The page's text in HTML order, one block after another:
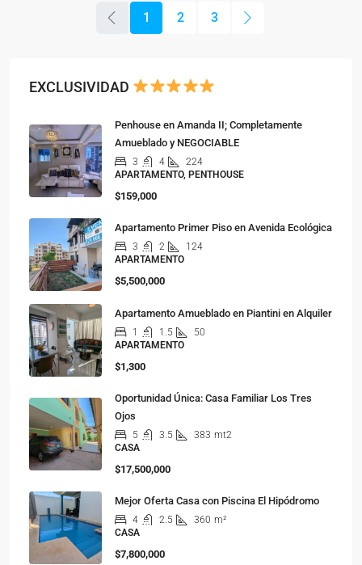
1 2 3
EXCLUSIVIDAD
Penhouse en Amanda II; Completamente
Amueblado y NEGOCIABLE
3 4
224
APARTAMENTO, PENTHOUSE
$159,000
Apartamento Primer Piso en Avenida Ecológica
3 2
124
APARTAMENTO
$5,500,000
Apartamento Amueblado en Piantini en Alquiler
1 1.5
50
APARTAMENTO
$1,300
Oportunidad Única: Casa Familiar Los Tres
Ojos
5 3.5 383 mt2
CASA
$17,500,000
Mejor Oferta Casa con Piscina El Hipódromo
4 2.5 360 m²
CASA
$7,800,000